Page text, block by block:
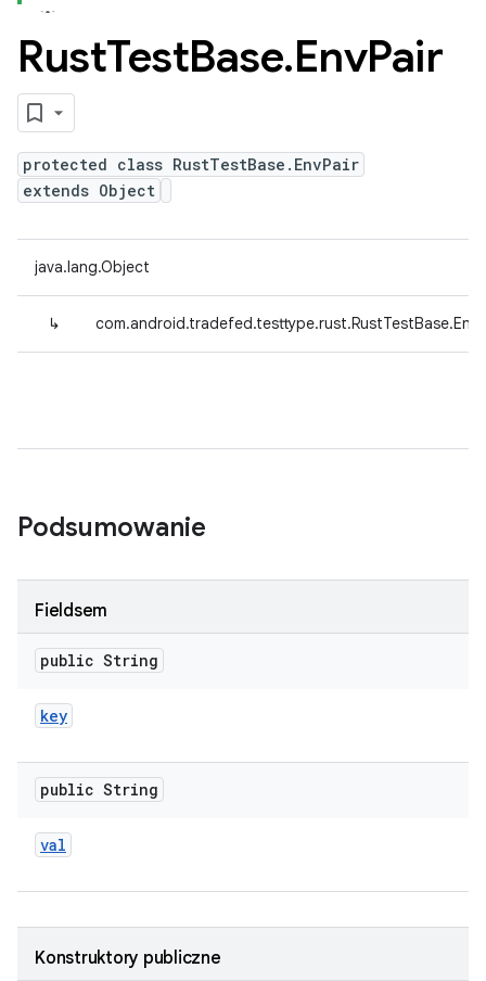
RustTestBase.EnvPair
protected class RustTestBase.EnvPair
extends Object
java.lang.Object
↳
Podsumowanie
Fieldsem
public String
key
public String
val
Konstruktory publiczne